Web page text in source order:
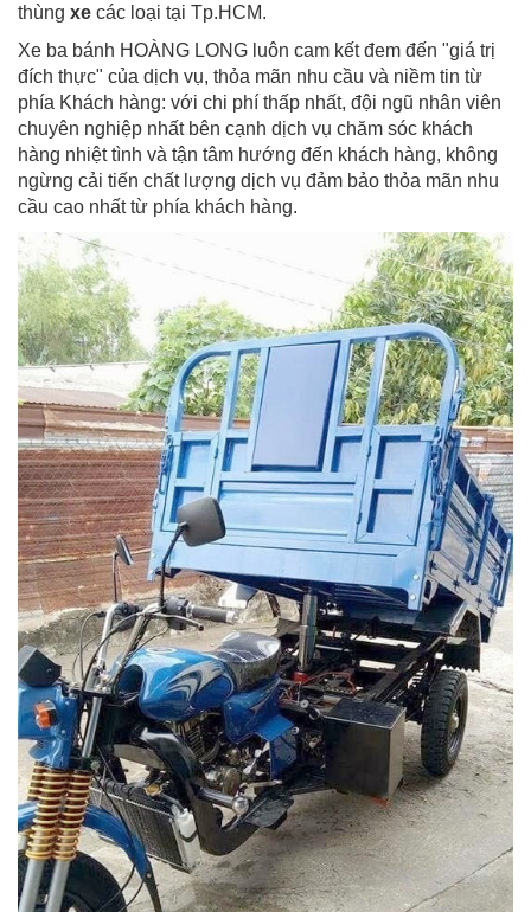
thùng xe các loại tại Tp.HCM.
Xe ba bánh HOÀNG LONG luôn cam kết đem đến "giá trị
đích thực" của dịch vụ, thỏa mãn nhu cầu và niềm tin từ
phía Khách hàng: với chi phí thấp nhất, đội ngũ nhân viên
chuyên nghiệp nhất bên cạnh dịch vụ chăm sóc khách
hàng nhiệt tình và tận tâm hướng đến khách hàng, không
ngừng cải tiến chất lượng dịch vụ đảm bảo thỏa mãn nhu
cầu cao nhất từ phía khách hàng.